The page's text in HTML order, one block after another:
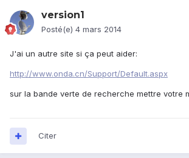
version1
Posté(e) 4 mars 2014
J'ai un autre site si ça peut aider:
http://www.onda.cn/Support/Default.aspx
sur la bande verte de recherche mettre votre
Citer